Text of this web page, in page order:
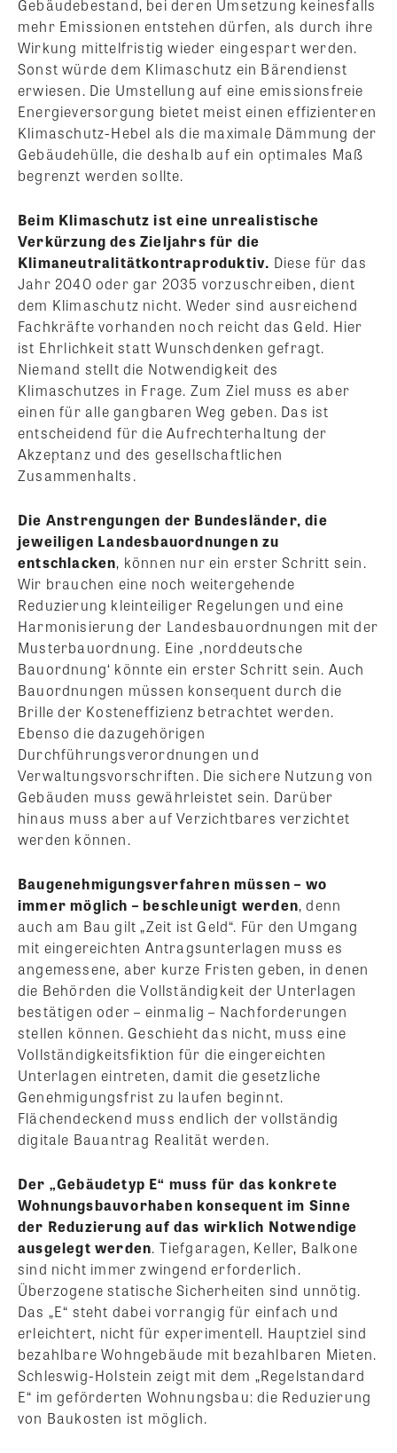
Gebäudebestand, bei deren Umsetzung keinesfalls
mehr Emissionen entstehen dürfen, als durch ihre
Wirkung mittelfristig wieder eingespart werden.
Sonst würde dem Klimaschutz ein Bärendienst
erwiesen. Die Umstellung auf eine emissionsfreie
Energieversorgung bietet meist einen effizienteren
Klimaschutz-Hebel als die maximale Dämmung der
Gebäudehülle, die deshalb auf ein optimales Maß
begrenzt werden sollte.
Beim Klimaschutz ist eine unrealistische
Verkürzung des Zieljahrs für die
Klimaneutralitätkontraproduktiv. Diese für das
Jahr 2040 oder gar 2035 vorzuschreiben, dient
dem Klimaschutz nicht. Weder sind ausreichend
Fachkräfte vorhanden noch reicht das Geld. Hier
ist Ehrlichkeit statt Wunschdenken gefragt.
Niemand stellt die Notwendigkeit des
Klimaschutzes in Frage. Zum Ziel muss es aber
einen für alle gangbaren Weg geben. Das ist
entscheidend für die Aufrechterhaltung der
Akzeptanz und des gesellschaftlichen
Zusammenhalts.
Die Anstrengungen der Bundesländer, die
jeweiligen Landesbauordnungen zu
entschlacken, können nur ein erster Schritt sein.
Wir brauchen eine noch weitergehende
Reduzierung kleinteiliger Regelungen und eine
Harmonisierung der Landesbauordnungen mit der
Musterbauordnung. Eine ‚norddeutsche
Bauordnung‘ könnte ein erster Schritt sein. Auch
Bauordnungen müssen konsequent durch die
Brille der Kosteneffizienz betrachtet werden.
Ebenso die dazugehörigen
Durchführungsverordnungen und
Verwaltungsvorschriften. Die sichere Nutzung von
Gebäuden muss gewährleistet sein. Darüber
hinaus muss aber auf Verzichtbares verzichtet
werden können.
Baugenehmigungsverfahren müssen – wo
immer möglich – beschleunigt werden, denn
auch am Bau gilt „Zeit ist Geld“. Für den Umgang
mit eingereichten Antragsunterlagen muss es
angemessene, aber kurze Fristen geben, in denen
die Behörden die Vollständigkeit der Unterlagen
bestätigen oder – einmalig – Nachforderungen
stellen können. Geschieht das nicht, muss eine
Vollständigkeitsfiktion für die eingereichten
Unterlagen eintreten, damit die gesetzliche
Genehmigungsfrist zu laufen beginnt.
Flächendeckend muss endlich der vollständig
digitale Bauantrag Realität werden.
Der „Gebäudetyp E“ muss für das konkrete
Wohnungsbauvorhaben konsequent im Sinne
der Reduzierung auf das wirklich Notwendige
ausgelegt werden. Tiefgaragen, Keller, Balkone
sind nicht immer zwingend erforderlich.
Überzogene statische Sicherheiten sind unnötig.
Das „E“ steht dabei vorrangig für einfach und
erleichtert, nicht für experimentell. Hauptziel sind
bezahlbare Wohngebäude mit bezahlbaren Mieten.
Schleswig-Holstein zeigt mit dem „Regelstandard
E“ im geförderten Wohnungsbau: die Reduzierung
von Baukosten ist möglich.